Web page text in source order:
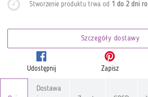
Stworzenie produktu trwa od 1 do 2 dni
Szczegóły dostawy
Udostępnij Zapisz
Dostawa